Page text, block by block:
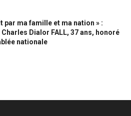
par ma famille et ma nation » :
Charles Dialor FALL, 37 ans, honoré
nationale